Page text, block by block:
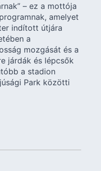
– ez a mottója
amelyet
indított útjára
a
mozgását és a
járdák és lépcsők
a stadion
Park közötti